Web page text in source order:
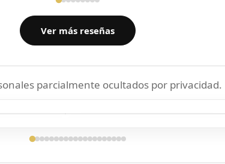
Ver más reseñas
parcialmente ocultados por privacidad.